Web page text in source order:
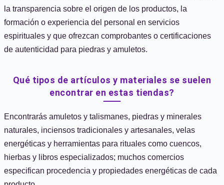
la transparencia sobre el origen de los productos, la
formación o experiencia del personal en servicios
espirituales y que ofrezcan comprobantes o certificaciones
de autenticidad para piedras y amuletos.
Qué tipos de artículos y materiales se suelen
encontrar en estas tiendas?
Encontrarás amuletos y talismanes, piedras y minerales
naturales, inciensos tradicionales y artesanales, velas
energéticas y herramientas para rituales como cuencos,
hierbas y libros especializados; muchos comercios
especifican procedencia y propiedades energéticas de cada